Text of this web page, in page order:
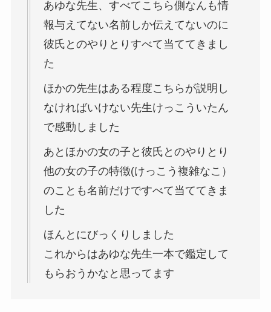
あゆな先生、すべてこちら側なんも情
報与えてない名前しか伝えてないのに
彼氏とのやりとりすべて当ててきまし
た
ほかの先生はある程度こちらが説明し
なければいけない先生けっこういたん
で感動しました
あとほかの女の子と彼氏とのやりとり
他の女の子の特徴(けっこう複雑なこ）
のことも名前だけですべて当ててきま
した
ほんとにびっくりしました
これからはあゆな先生一本で鑑定して
もらおうかなと思ってます